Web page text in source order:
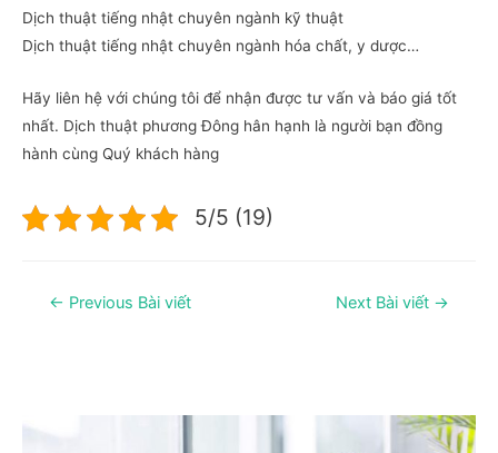
Dịch thuật tiếng nhật chuyên ngành kỹ thuật
Dịch thuật tiếng nhật chuyên ngành hóa chất, y dược…
Hãy liên hệ với chúng tôi để nhận được tư vấn và báo giá tốt
nhất. Dịch thuật phương Đông hân hạnh là người bạn đồng
hành cùng Quý khách hàng
5/5 (19)
Điều
← Previous Bài viết Next Bài viết →